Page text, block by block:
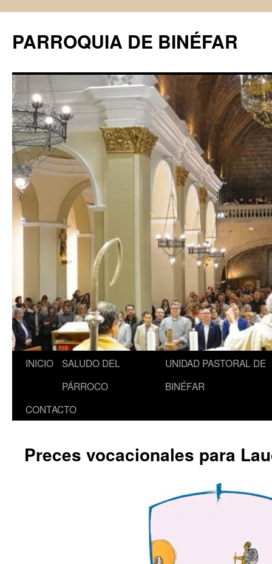
PARROQUIA DE BINÉFAR
Saltar
contenido
INICIO
SALUDO DEL
PÁRROCO
UNIDAD PASTORAL DE
BINÉFAR
CONTACTO
Preces vocacionales para